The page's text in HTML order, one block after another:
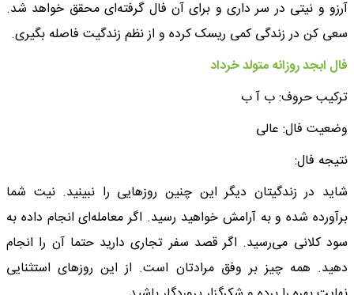
آرزو و نیتی در سر داری و برای آن فال گرفته‌ای محقق خواهد شد.
سعی کن در زندگی کمی ریسک کرده و از نظم زندگیت فاصله بگیری.
فال ابجد روزانه متولد خرداد
ترکیب حروف: ب آ ب
وضعیت فال: عالی
نتیجه فال:
شاید در زندگیتان دیگر این چنین روزهایی را نبینید. نیت شما
برآورده شده و به آرامش خواهید رسید. اگر معامله‌ای انجام داده به
سود کلانی می‌رسید. اگر قصد سفر تجاری دارید حتما آن را انجام
دهید. همه چیز بر وفق مرادتان است. از این روزهای استثنایی